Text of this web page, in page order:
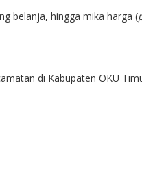
belanja, hingga mika harga (
di Kabupaten OKU